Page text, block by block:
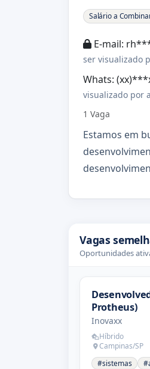
Sobre a
Salário a
E-mail:
ser visualizado
Whats:
visualizado por
1 Vaga
Estamos em
Vagas
Oportunidades
Protheus)
Inovaxx
Híbrido
Campinas/SP
#sistemas